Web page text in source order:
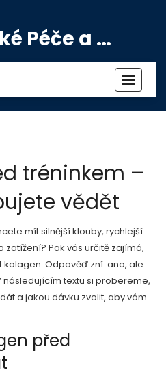
Kosmetické Péče a Výživové Doplňky
tréninkem –
vědět
mít silnější klouby, rychlejší
Pak vás určitě zajímá,
Odpověď zní: ano, ale
následujícím textu si probereme,
a jakou dávku zvolit, aby vám
před